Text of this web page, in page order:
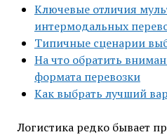
Ключевые отличия
интермодальных
Типичные сценарии
На что обратить
формата перевозки
Как выбрать лучший
Логистика редко бывает